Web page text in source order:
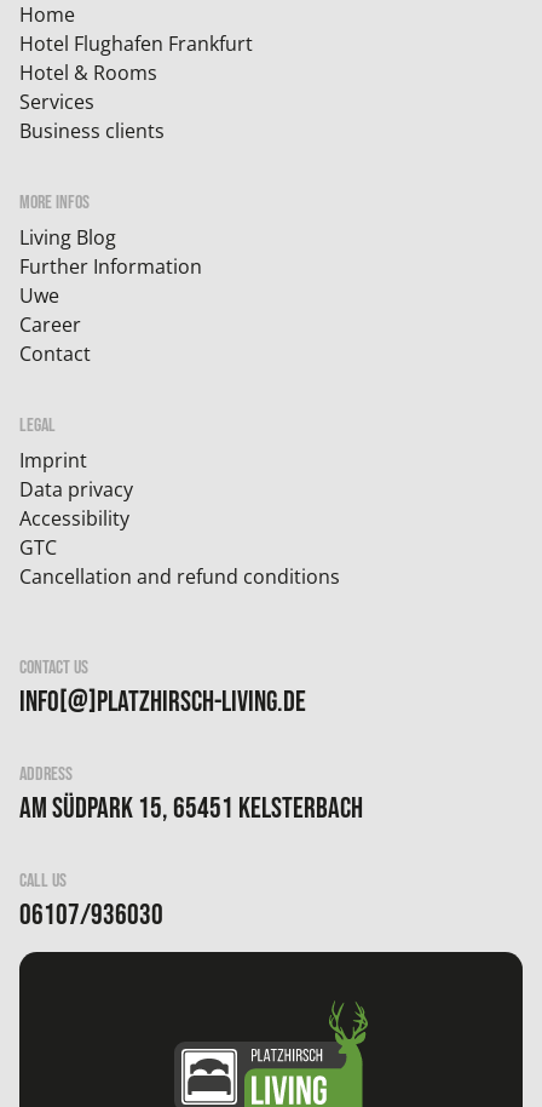
Home
Hotel Flughafen Frankfurt
Hotel & Rooms
Services
Business clients
MORE INFOS
Living Blog
Further Information
Uwe
Career
Contact
LEGAL
Imprint
Data privacy
Accessibility
GTC
Cancellation and refund conditions
CONTACT US
info[@]platzhirsch-living.de
ADDRESS
Am Südpark 15, 65451 Kelsterbach
CALL US
06107/936030